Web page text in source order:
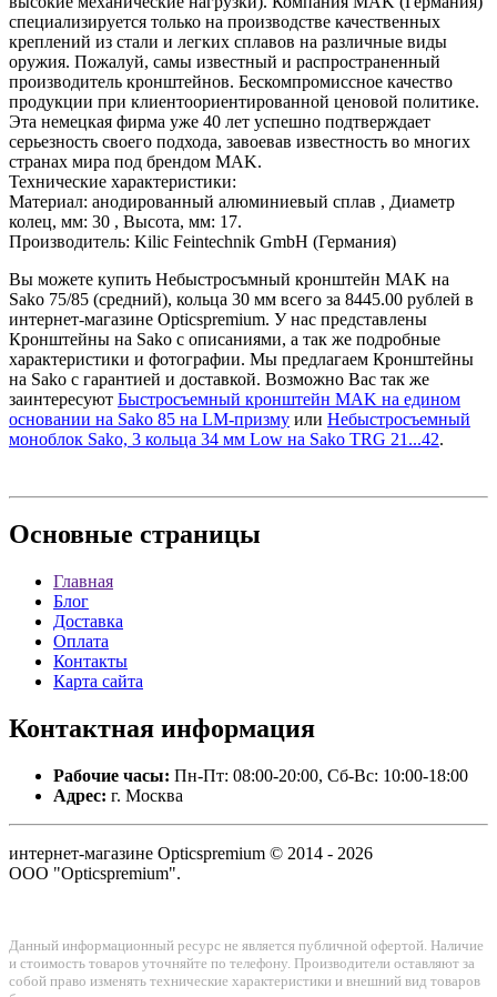
специализируется только на производстве качественных
креплений из стали и легких сплавов на различные виды
оружия. Пожалуй, самы известный и распространенный
производитель кронштейнов. Бескомпромиссное качество
продукции при клиентоориентированной ценовой политике.
Эта немецкая фирма уже 40 лет успешно подтверждает
серьезность своего подхода, завоевав известность во многих
странах мира под брендом MAK.
Технические характеристики:
Материал: анодированный алюминиевый сплав , Диаметр
колец, мм: 30 , Высота, мм: 17.
Производитель: Kilic Feintechnik GmbH (Германия)
Вы можете купить Небыстросъмный кронштейн MAK на
Sako 75/85 (средний), кольца 30 мм всего за 8445.00 рублей в
интернет-магазине Opticspremium. У нас представлены
Кронштейны на Sako с описаниями, а так же подробные
характеристики и фотографии. Мы предлагаем Кронштейны
на Sako с гарантией и доставкой. Возможно Вас так же
заинтересуют Быстросъемный кронштейн MAK на едином
основании на Sako 85 на LM-призму или Небыстросъемный
моноблок Sako, 3 кольца 34 мм Low на Sako TRG 21...42.
Основные страницы
Главная
Блог
Доставка
Оплата
Контакты
Карта сайта
Контактная информация
Рабочие часы: Пн-Пт: 08:00-20:00, Сб-Вс: 10:00-18:00
Адрес: г. Москва
интернет-магазине Opticspremium © 2014 - 2026
ООО "Opticspremium".
Данный информационный ресурс не является публичной офертой. Наличие
и стоимость товаров уточняйте по телефону. Производители оставляют за
собой право изменять технические характеристики и внешний вид товаров